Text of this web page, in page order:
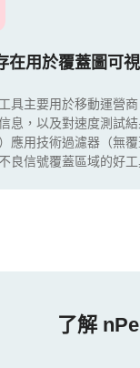
在用於覆蓋圖可
具主要用於移動運營
息，以及對速度測試
應用技術過濾器（無
良信號覆蓋區域的好工
了解